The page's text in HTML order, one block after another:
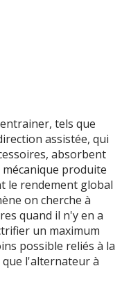
tels que
assistée, qui
absorbent
produite
le rendement global
on cherche à
quand il n'y en a
un maximum
possible reliés à la
l'alternateur à